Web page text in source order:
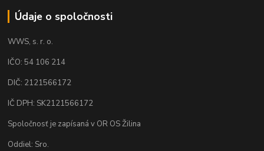
Údaje o spoločnosti
WWS, s. r. o.
IČO: 54 106 214
DIČ: 2121566172
IČ DPH: SK2121566172
Spoločnosť je zapísaná v OR OS Žilina
Oddiel: Sro.